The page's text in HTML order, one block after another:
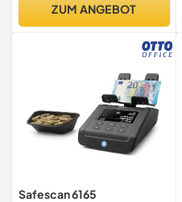
Banknotenzählern -
ZUM ANGEBOT
Safescan 6165